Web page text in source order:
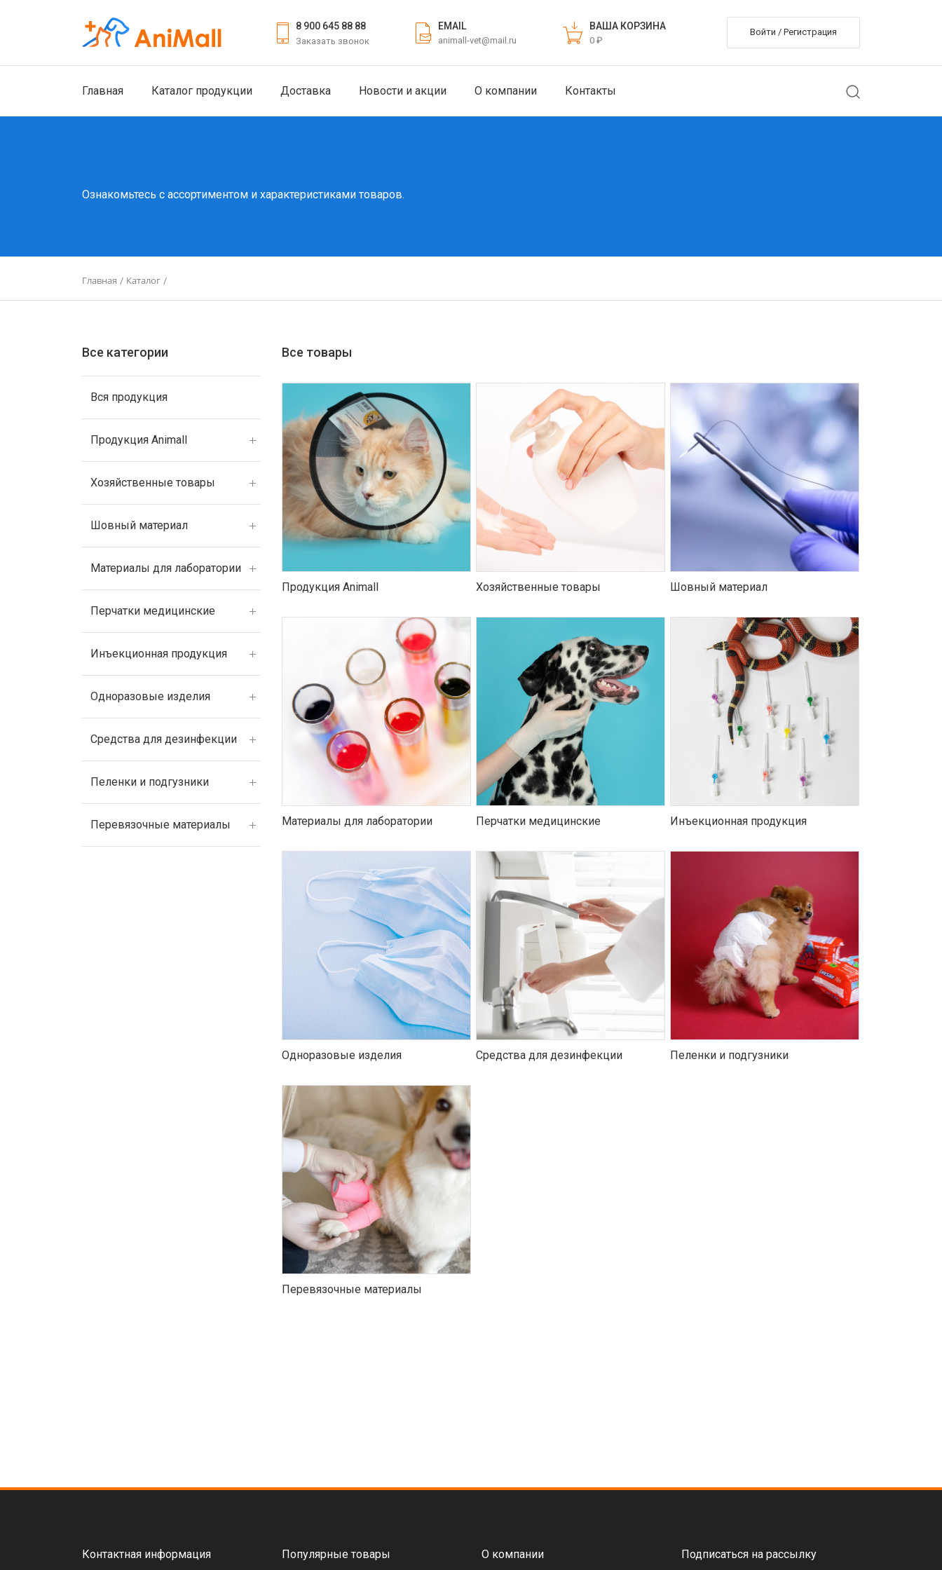
8 900 645 88 88
Заказать звонок
EMAIL
animall-vet@mail.ru
ВАША КОРЗИНА
0 ₽
Войти / Регистрация
Главная Каталог продукции Доставка Новости и акции О компании Контакты
Ознакомьтесь с ассортиментом и характеристиками товаров.
Главная / Каталог /
Все категории
Вся продукция
Продукция Animall
Хозяйственные товары
Шовный материал
Материалы для лаборатории
Перчатки медицинские
Инъекционная продукция
Одноразовые изделия
Средства для дезинфекции
Пеленки и подгузники
Перевязочные материалы
Все товары
Продукция Animall Хозяйственные товары Шовный материал
Материалы для лаборатории Перчатки медицинские Инъекционная продукция
Одноразовые изделия Средства для дезинфекции Пеленки и подгузники
Перевязочные материалы
Контактная информация Популярные товары О компании Подписаться на рассылку